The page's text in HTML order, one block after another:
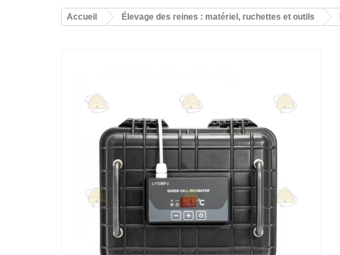
Accueil Élevage des reines : matériel, ruchettes et outils